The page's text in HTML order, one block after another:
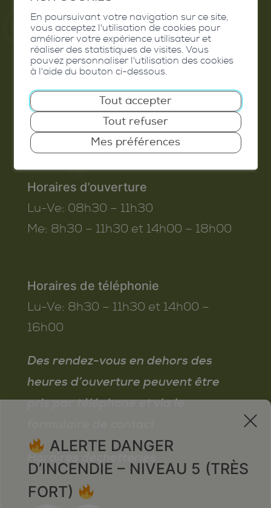
Commune de Conthey
Route de Savoie 54
1975 St-Séverin
T. 027 345 45 45
info@conthey.ch
Horaires d’ouverture
Lu-Ve: 08h30 – 11h30
Me: 8h30 – 11h30 et 14h00 – 18h00
Horaires de téléphonie
Lu-Ve: 8h30 – 11h30 et 14h00 –
16h00
Des rendez-vous en dehors des
heures d’ouverture peuvent être
pris par téléphone et via le
Horaires déchetteries
x
ALERTE DANGER
D’INCENDIE – NIVEAU 5 (TRÈS
FORT)
En poursuivant votre navigation sur ce site,
vous acceptez l'utilisation de cookies pour
améliorer votre expérience utilisateur et
réaliser des statistiques de visites. Vous
pouvez personnaliser l'utilisation des cookies
à l'aide du bouton ci-dessous.
Tout accepter
Tout refuser
Mes préférences